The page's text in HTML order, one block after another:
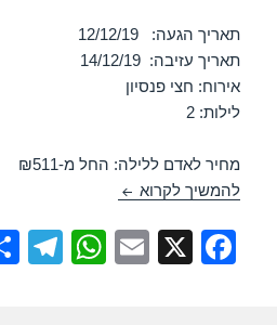
תאריך הגעה: 12/12/19
תאריך עזיבה: 14/12/19
אירוח: חצי פנסיון
לילות: 2
מחיר לאדם ללילה: החל מ-₪511
להמשיך לקרוא מלון דיוויד ים המלח – ים
F
X
E
W
T